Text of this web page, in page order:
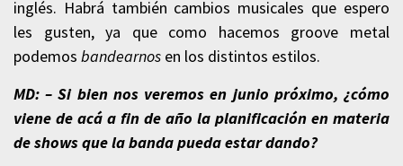
inglés. Habrá también cambios musicales que espero
les gusten, ya que como hacemos groove metal
podemos bandearnos en los distintos estilos.
MD: – Si bien nos veremos en junio próximo, ¿cómo
viene de acá a fin de año la planificación en materia
de shows que la banda pueda estar dando?